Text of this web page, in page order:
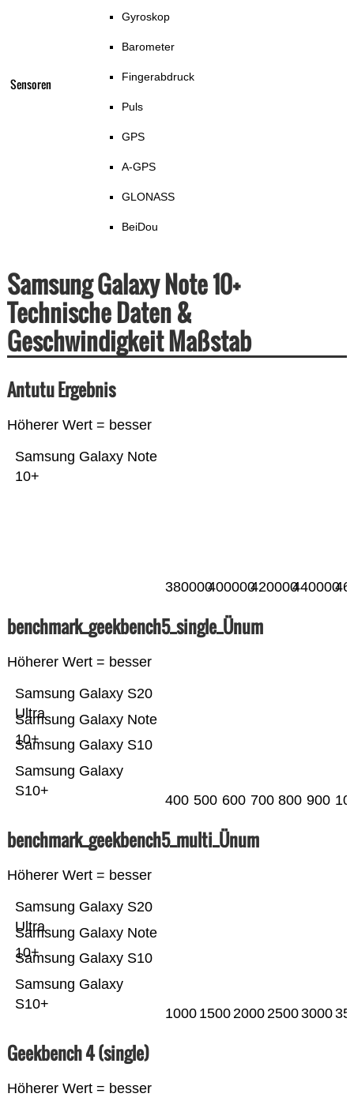
Sensoren
Gyroskop
Barometer
Fingerabdruck
Puls
GPS
A-GPS
GLONASS
BeiDou
Samsung Galaxy Note 10+
Technische Daten &
Geschwindigkeit Maßstab
Antutu Ergebnis
Höherer Wert = besser
Samsung Galaxy Note
10+
380000400000420000440000
benchmark_geekbench5_single_Ünum
Höherer Wert = besser
Samsung Galaxy
S10+
Samsung Galaxy S10
Samsung Galaxy Note
10+
Samsung Galaxy S20
Ultra
400 500 600 700 800 900
benchmark_geekbench5_multi_Ünum
Höherer Wert = besser
Samsung Galaxy
S10+
Samsung Galaxy S10
Samsung Galaxy Note
10+
Samsung Galaxy S20
Ultra
1000 1500200025003000
Geekbench 4 (single)
Höherer Wert = besser